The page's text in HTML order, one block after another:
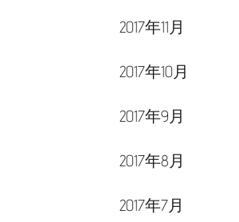
2017年11月
2017年10月
2017年9月
2017年8月
2017年7月